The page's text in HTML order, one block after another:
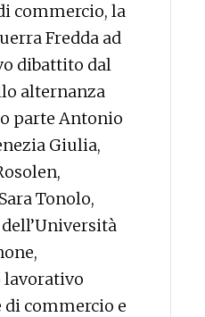
commercio, la
Fredda ad
dibattito dal
alternanza
parte Antonio
Giulia,
Tonolo,
lavorativo
commercio e